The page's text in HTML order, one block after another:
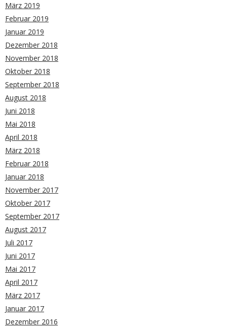
März 2019
Februar 2019
Januar 2019
Dezember 2018
November 2018
Oktober 2018
September 2018
August 2018
Juni 2018
Mai 2018
April 2018
März 2018
Februar 2018
Januar 2018
November 2017
Oktober 2017
September 2017
August 2017
Juli 2017
Juni 2017
Mai 2017
April 2017
März 2017
Januar 2017
Dezember 2016